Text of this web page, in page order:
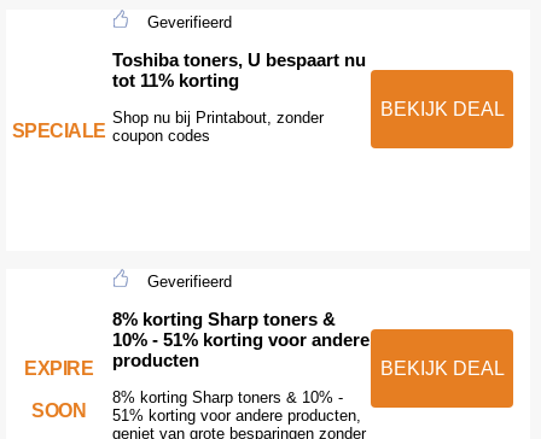
SPECIALE
Geverifieerd
Toshiba toners, U bespaart nu
tot 11% korting
Shop nu bij Printabout, zonder
coupon codes
BEKIJK DEAL
EXPIRE
SOON
Geverifieerd
8% korting Sharp toners &
10% - 51% korting voor andere
producten
8% korting Sharp toners & 10% -
51% korting voor andere producten,
geniet van grote besparingen zonder
BEKIJK DEAL